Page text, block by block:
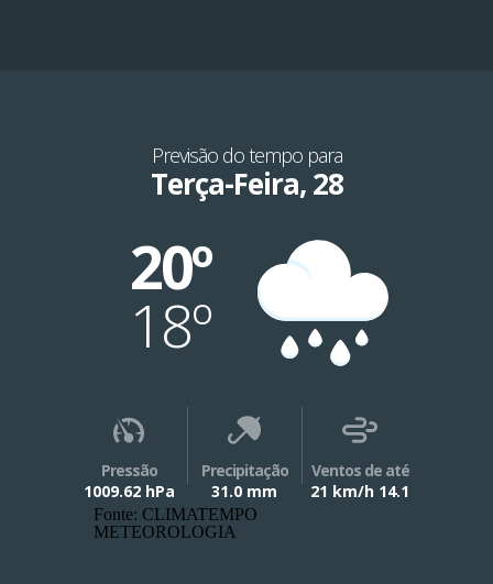
Previsão do tempo para
Terça-Feira, 28
20º
18º
Pressão
1009.62 hPa
Precipitação
31.0 mm
Ventos de até
21 km/h 14.1
Fonte: CLIMATEMPO
METEOROLOGIA